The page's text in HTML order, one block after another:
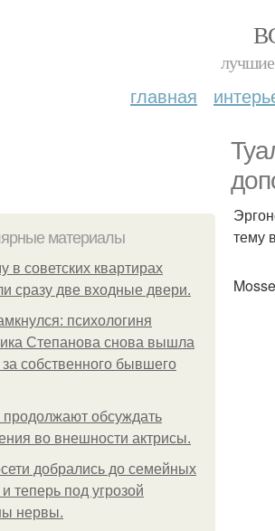
лучшие
главная
материалы
в советских квартирах
сразу две входные двери.
психологиня
Степанова снова вышла
собственного бывшего
продолжают обсуждать
во внешности актрисы.
добрались до семейных
и теперь под угрозой
нервы.
тему